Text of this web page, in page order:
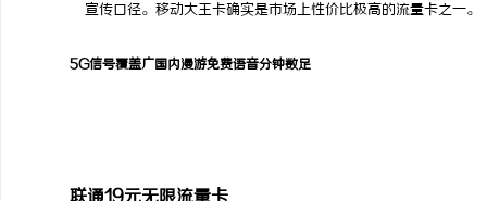
宣传口径。移动大王卡确实是市场上性价比极高的流量卡之一。
5G信号覆盖广国内漫游免费语音分钟数足